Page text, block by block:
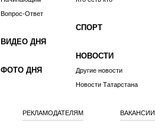
Вопрос-Ответ
ВИДЕО ДНЯ
ФОТО ДНЯ
СПОРТ
НОВОСТИ
Другие новости
Новости Татарстана
РЕКЛАМОДАТЕЛЯМ ВАКАНСИИ